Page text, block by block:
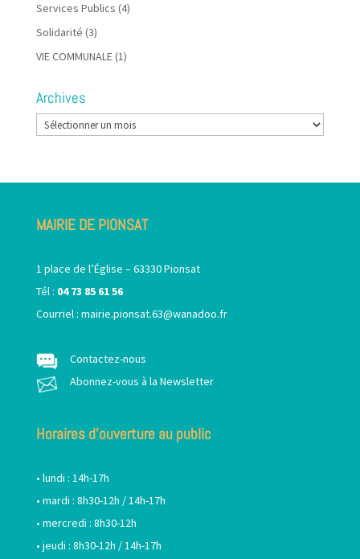
Services Publics (4)
Solidarité (3)
VIE COMMUNALE(1)
Archives
Archives
MAIRIE DE PIONSAT
1 place de l’Église – 63330 Pionsat
Tél : 04 73 85 61 56
Courriel : mairie.pionsat.63@wanadoo.fr
Contactez-nous
Abonnez-vous à la Newsletter
Horaires d’ouverture au public
• lundi : 14h-17h
• mardi : 8h30-12h / 14h-17h
• mercredi : 8h30-12h
• jeudi : 8h30-12h / 14h-17h